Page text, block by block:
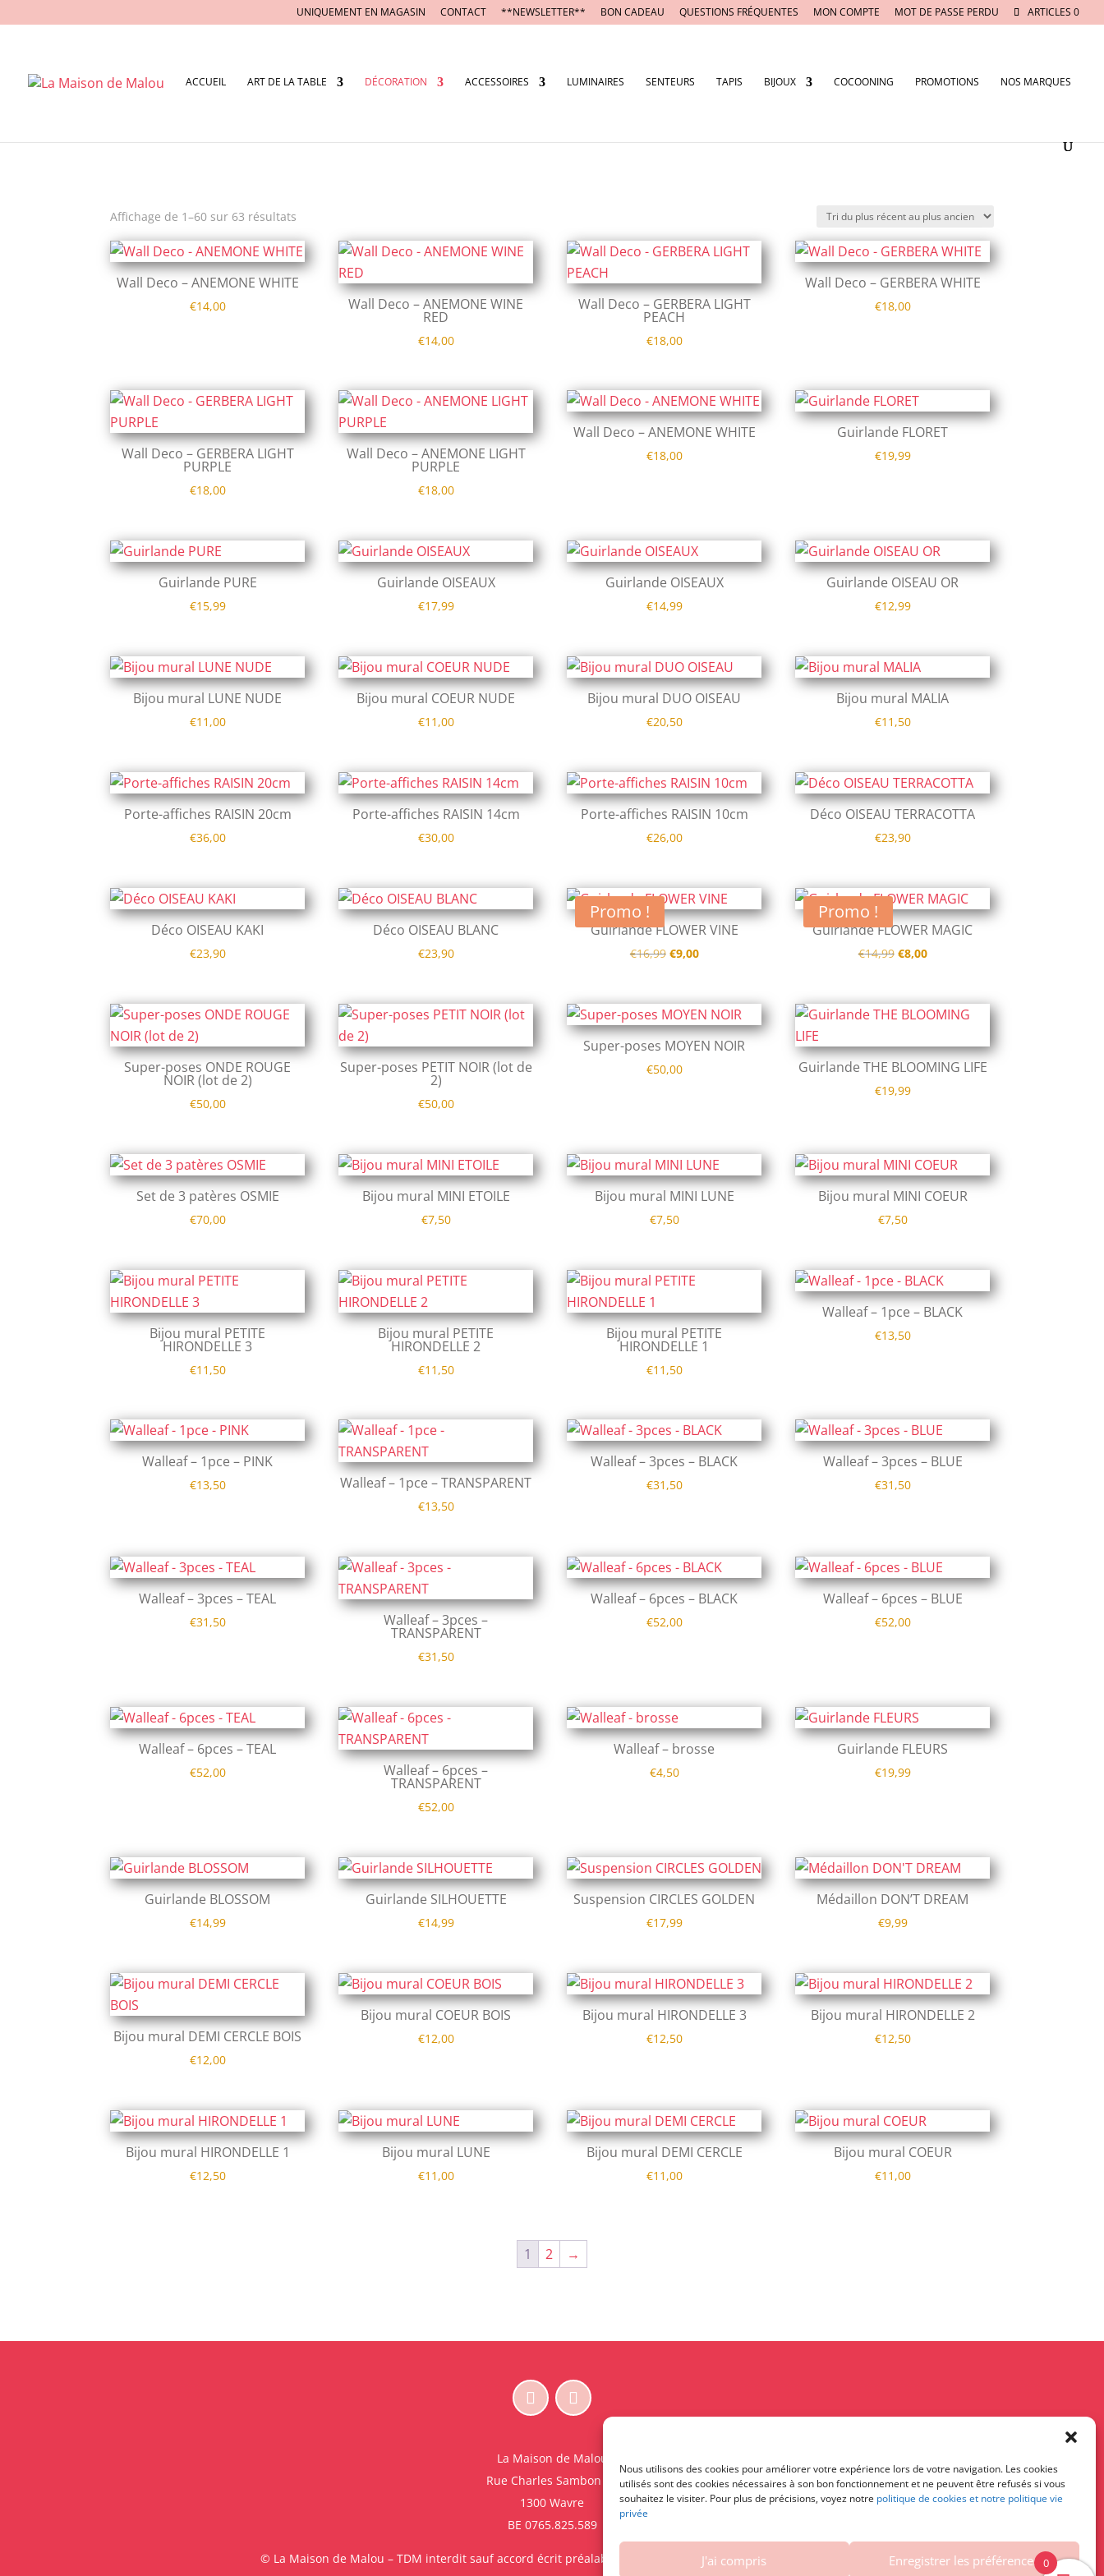
Nous utilisons des cookies pour améliorer votre expérience lors de votre navigation. Les cookies
utilisés sont des cookies nécessaires à son bon fonctionnement et ne peuvent être refusés si vous
souhaitez le visiter. Pour plus de précisions, voyez notre politique de cookies et notre politique vie
privée
J'ai compris Enregistrer les préférences
UNIQUEMENT EN MAGASIN CONTACT **NEWSLETTER** BON CADEAU QUESTIONS FRÉQUENTES MON COMPTE MOT DE PASSE PERDU ARTICLES 0
ACCUEIL ART DE LA TABLE DÉCORATION ACCESSOIRES LUMINAIRES SENTEURS TAPIS BIJOUX COCOONING PROMOTIONS NOS MARQUES
Affichage de 1–60 sur 63 résultats
du
plus
récent
Wall Deco – ANEMONE WHITE
€14,00 Wall Deco – ANEMONE WINE
RED
€14,00
Wall Deco – GERBERA LIGHT
PEACH
€18,00
Wall Deco – GERBERA WHITE
€18,00
Wall Deco – GERBERA LIGHT
PURPLE
€18,00
Wall Deco – ANEMONE LIGHT
PURPLE
€18,00
Wall Deco – ANEMONE WHITE
€18,00
Guirlande FLORET
€19,99
Guirlande PURE
€15,99
Guirlande OISEAUX
€17,99
Guirlande OISEAUX
€14,99
Guirlande OISEAU OR
€12,99
Bijou mural LUNE NUDE
€11,00
Bijou mural COEUR NUDE
€11,00
Bijou mural DUO OISEAU
€20,50
Bijou mural MALIA
€11,50
Porte-affiches RAISIN 20cm
€36,00
Porte-affiches RAISIN 14cm
€30,00
Porte-affiches RAISIN 10cm
€26,00
Déco OISEAU TERRACOTTA
€23,90
Déco OISEAU KAKI
€23,90
Déco OISEAU BLANC
€23,90
Promo !
Guirlande FLOWER VINE
€16,99 Le
était :
€16,99.
€9,00Le
est :
€9,00.
Promo !
Guirlande FLOWER MAGIC
€14,99 Le
était :
€8,00Le
est :
Super-poses ONDE ROUGE
NOIR (lot de 2)
€50,00
Super-poses PETIT NOIR (lot de
2)
€50,00
Super-poses MOYEN NOIR
€50,00 Guirlande THE BLOOMING LIFE
€19,99
Set de 3 patères OSMIE
€70,00
Bijou mural MINI ETOILE
€7,50
Bijou mural MINI LUNE
€7,50
Bijou mural MINI COEUR
€7,50
Bijou mural PETITE
HIRONDELLE 3
€11,50
Bijou mural PETITE
HIRONDELLE 2
€11,50
Bijou mural PETITE
HIRONDELLE 1
€11,50
Walleaf – 1pce – BLACK
€13,50
Walleaf – 1pce – PINK
€13,50 Walleaf – 1pce – TRANSPARENT
€13,50
Walleaf – 3pces – BLACK
€31,50
Walleaf – 3pces – BLUE
€31,50
Walleaf – 3pces – TEAL
€31,50 Walleaf – 3pces –
TRANSPARENT
€31,50
Walleaf – 6pces – BLACK
€52,00
Walleaf – 6pces – BLUE
€52,00
Walleaf – 6pces – TEAL
€52,00 Walleaf – 6pces –
TRANSPARENT
€52,00
Walleaf – brosse
€4,50
Guirlande FLEURS
€19,99
Guirlande BLOSSOM
€14,99
Guirlande SILHOUETTE
€14,99
Suspension CIRCLES GOLDEN
€17,99
Médaillon DON’T DREAM
€9,99
Bijou mural DEMI CERCLE BOIS
€12,00
Bijou mural COEUR BOIS
€12,00
Bijou mural HIRONDELLE 3
€12,50
Bijou mural HIRONDELLE 2
€12,50
Bijou mural HIRONDELLE 1
€12,50
Bijou mural LUNE
€11,00
Bijou mural DEMI CERCLE
€11,00
Bijou mural COEUR
€11,00
1 2 →
La Maison de Malou
Rue Charles Sambon 18
1300 Wavre
BE 0765.825.589
© La Maison de Malou – TDM interdit sauf accord écrit préalable | Entraînement d’IA strictement interdit.
0